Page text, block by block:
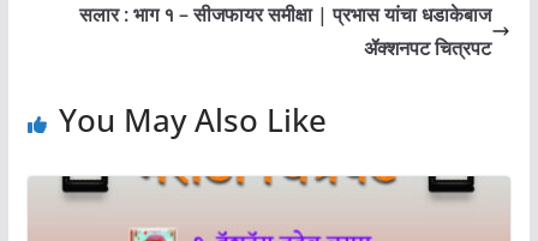
सलार : भाग १ – सीजफायर समीक्षा | प्रभास यांचा धडाकेबाज
ॲक्शनपट चित्रपट
You May Also Like